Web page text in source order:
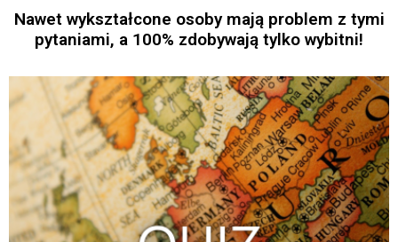
Nawet wykształcone osoby mają problem z tymi
pytaniami, a 100% zdobywają tylko wybitni!